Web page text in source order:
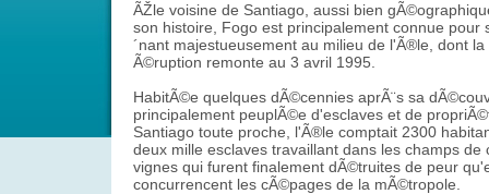
ÃŽle voisine de Santiago, aussi bien
son histoire, Fogo est principalement connue pour
´nant majestueusement au milieu de l'Ã®le, dont la
Ã©ruption remonte au 3 avril 1995.
HabitÃ©e quelques dÃ©cennies aprÃ¨s sa
principalement peuplÃ©e d'esclaves et de
Santiago toute proche, l'Ã®le comptait 2300
deux mille esclaves travaillant dans les champs de
vignes qui furent finalement dÃ©truites de peur
concurrencent les cÃ©pages de la mÃ©tropole.